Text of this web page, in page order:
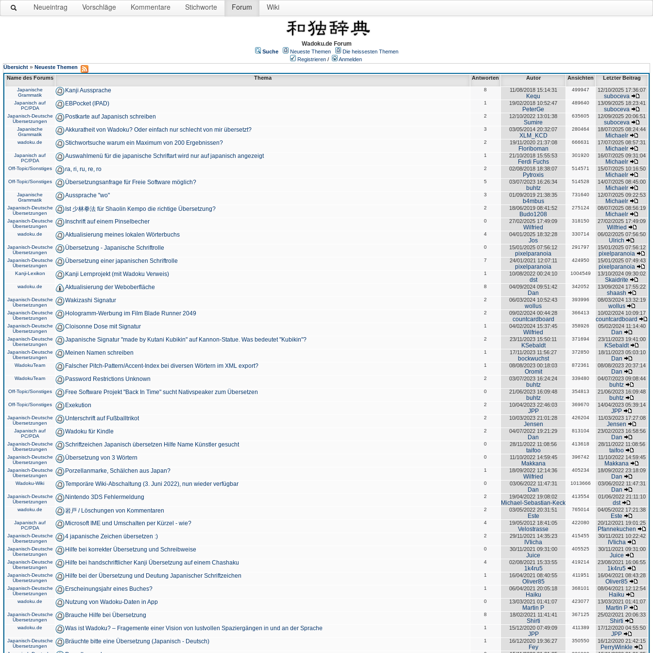
Neueintrag Vorschläge Kommentare Stichworte Forum Wiki
Wadoku.de Forum
Suche Neueste Themen
Die heissesten Themen
Registrieren /
Anmelden
Übersicht » Neueste Themen
Name des Forums
Thema Antworten Autor Ansichten Letzter Beitrag
Japanische
Grammatik
Kanji Aussprache 8 11/08/2018 15:14:31
Kequ
499947 12/10/2025 17:36:07
suboceva
Japanisch auf
PC/PDA
EBPocket (IPAD) 1 19/02/2018 10:52:47
PeterGe
489640 13/09/2025 18:23:41
suboceva
Japanisch-Deutsche
Übersetzungen
Postkarte auf Japanisch schreiben 2 12/10/2022 13:01:38
Sumire
635605 12/09/2025 20:06:51
suboceva
Japanische
Grammatik
Akkuratheit von Wadoku? Oder einfach nur schlecht von mir übersetzt? 3 03/05/2014 20:32:07
XLM_KCD
280464 18/07/2025 08:24:44
Michaelr
wadoku.de Stichwortsuche warum ein Maximum von 200 Ergebnissen? 2 19/11/2020 21:37:08
Floriboman
666631 17/07/2025 08:57:31
Michaelr
Japanisch auf
PC/PDA
Auswahlmenü für die japanische Schriftart wird nur auf japanisch angezeigt 1 21/10/2018 15:55:53
Ferdi Fuchs
301920 16/07/2025 09:31:04
Michaelr
Off-Topic/Sonstiges ra, ri, ru, re, ro 2 02/08/2018 18:38:07
Pytroxis
514571 15/07/2025 10:16:50
Michaelr
Off-Topic/Sonstiges Übersetzungsanfrage für Freie Software möglich? 5 03/07/2023 16:26:34
buhtz
514528 14/07/2025 08:45:00
Michaelr
Japanische
Grammatik
Aussprache "wo" 3 01/09/2019 21:38:35
b4mbus
731640 12/07/2025 09:22:53
Michaelr
Japanisch-Deutsche
Übersetzungen
Ist 少林拳法 für Shaolin Kempo die richtige Übersetzung? 2 18/06/2019 08:41:52
Budo1208
275124 08/07/2025 08:56:19
Michaelr
Japanisch-Deutsche
Übersetzungen
Inschrift auf einem Pinselbecher 0 27/02/2025 17:49:09
Wilfried
318150 27/02/2025 17:49:09
Wilfried
wadoku.de Aktualisierung meines lokalen Wörterbuchs 4 04/01/2025 18:32:28
Jos
330714 06/02/2025 07:56:50
Ulrich
Japanisch-Deutsche
Übersetzungen
Übersetzung - Japanische Schriftrolle 0 15/01/2025 07:56:12
pixelparanoia
291797 15/01/2025 07:56:12
pixelparanoia
Japanisch-Deutsche
Übersetzungen
Übersetzung einer japanischen Schriftrolle 7 24/01/2021 12:07:11
pixelparanoia
424950 15/01/2025 07:49:43
pixelparanoia
Kanji-Lexikon Kanji Lernprojekt (mit Wadoku Verweis) 1 10/08/2022 00:24:10
dst
1004549 13/10/2024 09:30:02
Skaidrite
wadoku.de Aktualisierung der Weboberfläche 8 04/09/2024 09:51:42
Dan
342052 13/09/2024 17:55:22
shaash
Japanisch-Deutsche
Übersetzungen
Wakizashi Signatur 2 06/03/2024 10:52:43
wollus
393996 08/03/2024 13:32:19
wollus
Japanisch-Deutsche
Übersetzungen
Hologramm-Werbung im Film Blade Runner 2049 2 09/02/2024 00:44:28
countcardboard
366413 10/02/2024 10:09:17
countcardboard
Japanisch-Deutsche
Übersetzungen
Cloisonne Dose mit Signatur 1 04/02/2024 15:37:45
Wilfried
358926 05/02/2024 11:14:40
Dan
Japanisch-Deutsche
Übersetzungen
Japanische Signatur "made by Kutani Kubikin" auf Kannon-Statue. Was bedeutet "Kubikin"? 2 23/11/2023 15:50:11
KSebaldt
371694 23/11/2023 19:41:00
KSebaldt
Japanisch-Deutsche
Übersetzungen
Meinen Namen schreiben 1 17/11/2023 11:56:27
bockwuchst
372850 18/11/2023 05:03:10
Dan
WadokuTeam Falscher Pitch-Pattern/Accent-Index bei diversen Wörtern im XML export? 1 08/08/2023 00:18:03
Oromit
872361 08/08/2023 20:37:14
Dan
WadokuTeam Password Restrictions Unknown 2 03/07/2023 16:24:24
buhtz
339480 04/07/2023 09:08:44
buhtz
Off-Topic/Sonstiges Free Software Projekt "Back In Time" sucht Nativspeaker zum Übersetzen 0 21/06/2023 16:09:48
buhtz
354813 21/06/2023 16:09:48
buhtz
Off-Topic/Sonstiges Exekution 2 10/04/2023 22:46:03
JPP
369670 14/04/2023 05:39:14
JPP
Japanisch-Deutsche
Übersetzungen
Unterschrift auf Fußballtrikot 2 10/03/2023 21:01:28
Jensen
426204 11/03/2023 17:27:08
Jensen
Japanisch auf
PC/PDA
Wadoku für Kindle 2 04/07/2022 19:21:29
Dan
813104 23/02/2023 16:58:56
Dan
Japanisch-Deutsche
Übersetzungen
Schriftzeichen Japanisch übersetzen Hilfe Name Künstler gesucht 0 28/11/2022 11:08:56
taifoo
413618 28/11/2022 11:08:56
taifoo
Japanisch-Deutsche
Übersetzungen
Übersetzung von 3 Wörtern 0 11/10/2022 14:59:45
Makkana
396742 11/10/2022 14:59:45
Makkana
Japanisch-Deutsche
Übersetzungen
Porzellanmarke, Schälchen aus Japan? 1 18/09/2022 12:14:36
Wilfried
405234 18/09/2022 23:18:09
Dan
Wadoku-Wiki Temporäre Wiki-Abschaltung (3. Juni 2022), nun wieder verfügbar 0 03/06/2022 11:47:31
Dan
1013666 03/06/2022 11:47:31
Dan
Japanisch-Deutsche
Übersetzungen
Nintendo 3DS Fehlermeldung 2 19/04/2022 19:08:02
Michael-Sebastian-Keck
413554 01/06/2022 21:11:10
dst
wadoku.de 岩戸 / Löschungen von Kommentaren 2 03/05/2022 20:31:51
Este
765014 04/05/2022 17:21:38
Este
Japanisch auf
PC/PDA
Microsoft IME und Umschalten per Kürzel - wie? 4 19/05/2012 18:41:05
Velostrasse
422080 20/12/2021 19:01:25
Pfannekuchen
Japanisch-Deutsche
Übersetzungen
4 japanische Zeichen übersetzen :) 2 29/11/2021 14:35:23
IVIicha
415455 30/11/2021 10:22:42
IVIicha
Japanisch-Deutsche
Übersetzungen
Hilfe bei korrekter Übersetzung und Schreibweise 0 30/11/2021 09:31:00
Juice
405525 30/11/2021 09:31:00
Juice
Japanisch-Deutsche
Übersetzungen
Hilfe bei handschriftlicher Kanji Übersetzung auf einem Chashaku 4 02/08/2021 15:33:55
1k4ru5
419214 23/08/2021 16:06:55
1k4ru5
Japanisch-Deutsche
Übersetzungen
Hilfe bei der Übersetzung und Deutung Japanischer Schriftzeichen 1 16/04/2021 08:40:55
Oliver85
411951 16/04/2021 08:43:28
Oliver85
Japanisch-Deutsche
Übersetzungen
Erscheinungsjahr eines Buches? 1 06/04/2021 20:05:18
Haiku
368101 08/04/2021 12:12:54
Haiku
wadoku.de Nutzung von Wadoku-Daten in App 0 13/03/2021 01:41:07
Martin P
423077 13/03/2021 01:41:07
Martin P
Japanisch-Deutsche
Übersetzungen
Brauche Hilfe bei Übersetzung 8 18/02/2021 11:41:41
Shirti
367125 25/02/2021 20:06:33
Shirti
wadoku.de Was ist Wadoku? – Fragemente einer Vision von lustvollen Spaziergängen in und an der Sprache 1 15/12/2020 07:49:09
JPP
411389 17/12/2020 04:55:50
JPP
Japanisch-Deutsche
Übersetzungen
Bräuchte bitte eine Übersetzung (Japanisch - Deutsch) 1 16/12/2020 19:36:27
Fey
350550 16/12/2020 21:42:15
PerryWinkle